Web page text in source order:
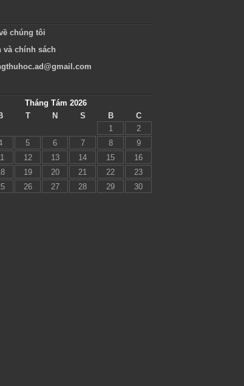
chúng tôi
và chính sách
Tháng Tám 2026
T N S B
C
1
2
5 6 7 8
9
12 13 14 15
16
19 20 21 22
23
26 27 28 29
30